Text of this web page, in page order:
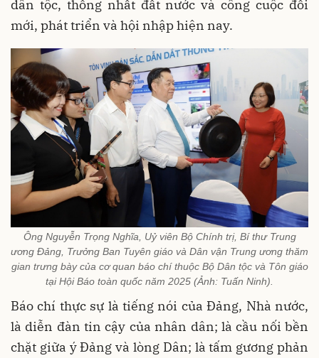
dân tộc, thống nhất đất nước và công cuộc đổi
mới, phát triển và hội nhập hiện nay.
Ông Nguyễn Trọng Nghĩa, Uỷ viên Bộ Chính trị, Bí thư Trung
ương Đảng, Trưởng Ban Tuyên giáo và Dân vận Trung ương thăm
gian trưng bày của cơ quan báo chí thuộc Bộ Dân tộc và Tôn giáo
tại Hội Báo toàn quốc năm 2025 (Ảnh: Tuấn Ninh).
Báo chí thực sự là tiếng nói của Đảng, Nhà nước,
là diễn đàn tin cậy của nhân dân; là cầu nối bền
chặt giữa ý Đảng và lòng Dân; là tấm gương phản